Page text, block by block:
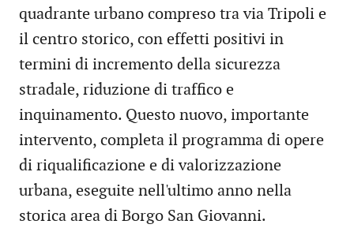
quadrante urbano compreso tra via Tripoli e
il centro storico, con effetti positivi in
termini di incremento della sicurezza
stradale, riduzione di traffico e
inquinamento. Questo nuovo, importante
intervento, completa il programma di opere
di riqualificazione e di valorizzazione
urbana, eseguite nell'ultimo anno nella
storica area di Borgo San Giovanni.